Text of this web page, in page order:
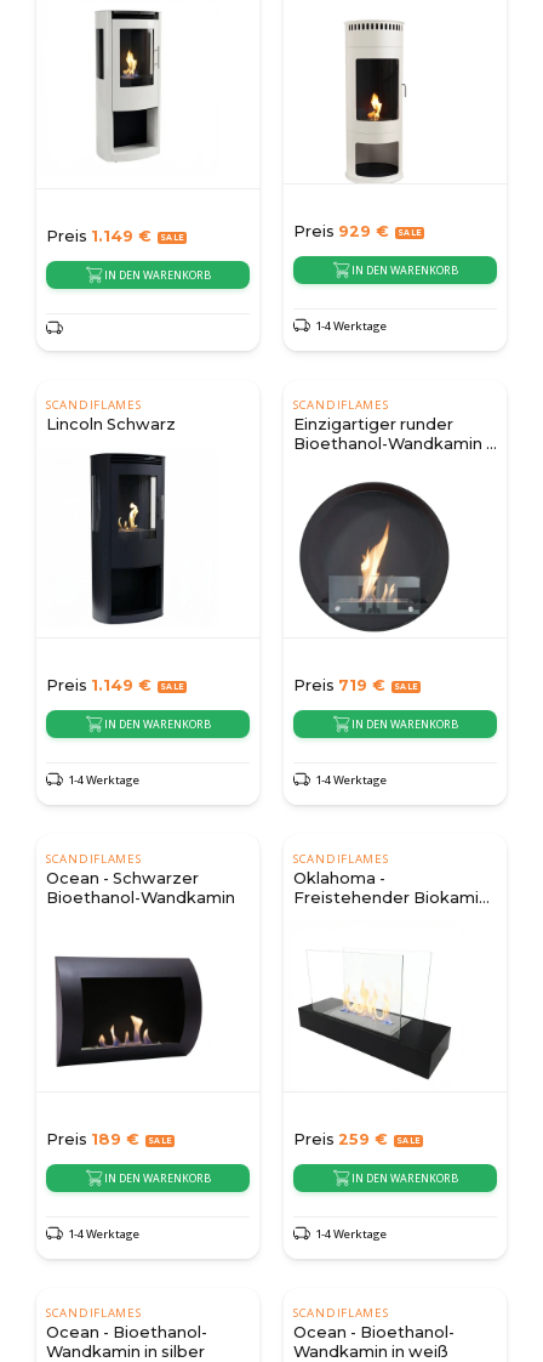
Preis 1.149 €
IN DEN WARENKORB
Preis 929 €
IN DEN WARENKORB
1-4 Werktage
SCANDIFLAMES
Lincoln Schwarz
Preis 1.149 €
IN DEN WARENKORB
1-4 Werktage
SCANDIFLAMES
Einzigartiger runder
Bioethanol-Wandkamin -
Preis 719 €
IN DEN WARENKORB
1-4 Werktage
SCANDIFLAMES
Ocean - Schwarzer
Bioethanol-Wandkamin
Preis 189 €
IN DEN WARENKORB
1-4 Werktage
SCANDIFLAMES
Oklahoma -
Freistehender Biokamin
Preis 259 €
IN DEN WARENKORB
1-4 Werktage
SCANDIFLAMES
Ocean - Bioethanol-
Wandkamin in silber
SCANDIFLAMES
Ocean - Bioethanol-
Wandkamin in weiß